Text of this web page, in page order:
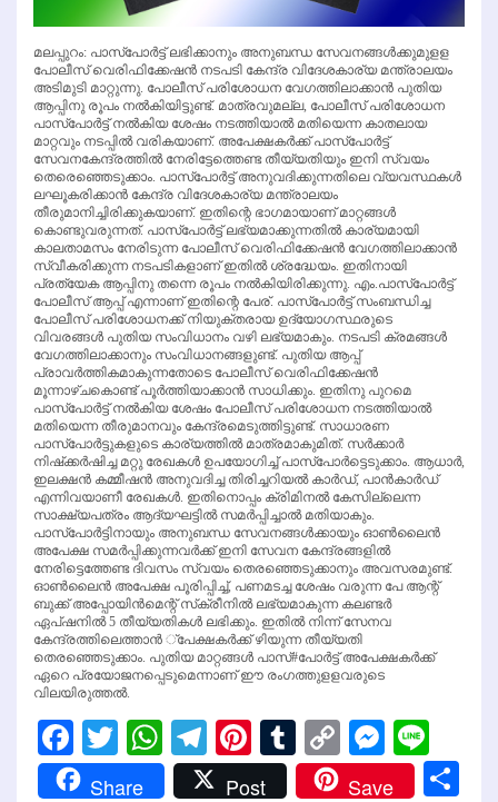
മലപ്പുറം: പാസ്‌പോര്‍ട്ട് ലഭിക്കാനും അനുബന്ധ സേവനങ്ങള്‍ക്കുമുളള
പോലീസ് വെരിഫിക്കേഷന്‍ നടപടി കേന്ദ്ര വിദേശകാര്യ മന്ത്രാലയം
അടിമുടി മാറ്റുന്നു. പോലീസ് പരിശോധന വേഗത്തിലാക്കാന്‍ പുതിയ
ആപ്പിനു രൂപം നല്‍കിയിട്ടുണ്ട്. മാത്രവുമല്ല, പോലീസ് പരിശോധന
പാസ്‌പോര്‍ട്ട് നല്‍കിയ ശേഷം നടത്തിയാല്‍ മതിയെന്ന കാതലായ
മാറ്റവും നടപ്പില്‍ വരികയാണ്. അപേക്ഷകര്‍ക്ക് പാസ്‌പോര്‍ട്ട്
സേവനകേന്ദ്രത്തില്‍ നേരിട്ടേത്തെണ്ട തീയ്യതിയും ഇനി സ്വയം
തെരെഞ്ഞെടുക്കാം. പാസ്‌പോര്‍ട്ട് അനുവദിക്കുന്നതിലെ വ്യവസ്ഥകള്‍
ലഘൂകരിക്കാന്‍ കേന്ദ്ര വിദേശകാര്യ മന്ത്രാലയം
തീരുമാനിച്ചിരിക്കുകയാണ്. ഇതിന്റെ ഭാഗമായാണ് മാറ്റങ്ങള്‍
കൊണ്ടുവരുന്നത്. പാസ്‌പോര്‍ട്ട് ലഭ്യമാക്കുന്നതില്‍ കാര്യമായി
കാലതാമസം നേരിടുന്ന പോലീസ് വെരിഫിക്കേഷന്‍ വേഗത്തിലാക്കാന്‍
സ്വീകരിക്കുന്ന നടപടികളാണ് ഇതില്‍ ശ്രദ്ധേയം. ഇതിനായി
പ്രത്യേക ആപ്പിനു തന്നെ രൂപം നല്‍കിയിരിക്കുന്നു. എം.പാസ്‌പോര്‍ട്ട്
പോലീസ് ആപ്പ് എന്നാണ് ഇതിന്റെ പേര്. പാസ്‌പോര്‍ട്ട് സംബന്ധിച്ച
പോലീസ് പരിശോധനക്ക് നിയുക്തരായ ഉദ്യോഗസ്ഥരുടെ
വിവരങ്ങള്‍ പുതിയ സംവിധാനം വഴി ലഭ്യമാകും. നടപടി ക്രമങ്ങള്‍
വേഗത്തിലാക്കാനും സംവിധാനങ്ങളുണ്ട്. പുതിയ ആപ്പ്
പ്രാവര്‍ത്തികമാകുന്നതോടെ പോലീസ് വെരിഫിക്കേഷന്‍
മൂന്നാഴ്ചകൊണ്ട് പൂര്‍ത്തിയാക്കാന്‍ സാധിക്കും. ഇതിനു പുറമെ
പാസ്‌പോര്‍ട്ട് നല്‍കിയ ശേഷം പോലീസ് പരിശോധന നടത്തിയാല്‍
മതിയെന്ന തീരുമാനവും കേന്ദ്രമെടുത്തിട്ടുണ്ട്. സാധാരണ
പാസ്‌പോര്‍ട്ടുകളുടെ കാര്യത്തില്‍ മാത്രമാകുമിത്. സര്‍ക്കാര്‍
നിഷ്‌ക്കര്‍ഷിച്ച മറ്റു രേഖകള്‍ ഉപയോഗിച്ച് പാസ്‌പോര്‍ട്ടെടുക്കാം. ആധാര്‍,
ഇലക്ഷന്‍ കമ്മീഷന്‍ അനുവദിച്ച തിരിച്ചറിയല്‍ കാര്‍ഡ്, പാന്‍കാര്‍ഡ്
എന്നിവയാണീ രേഖകള്‍. ഇതിനൊപ്പം ക്രിമിനല്‍ കേസില്ലെന്ന
സാക്ഷ്യപത്രം ആദ്യഘട്ടില്‍ സമര്‍പ്പിച്ചാല്‍ മതിയാകും.
പാസ്‌പോര്‍ട്ടിനായും അനുബന്ധ സേവനങ്ങള്‍ക്കായും ഓണ്‍ലൈന്‍
അപേക്ഷ സമര്‍പ്പിക്കുന്നവര്‍ക്ക് ഇനി സേവന കേന്ദ്രങ്ങളില്‍
നേരിട്ടെത്തേണ്ട ദിവസം സ്വയം തെരഞ്ഞെടുക്കാനും അവസരമുണ്ട്.
ഓണ്‍ലൈന്‍ അപേക്ഷ പൂരിപ്പിച്ച്, പണമടച്ച ശേഷം വരുന്ന പേ ആന്റ്
ബുക്ക് അപ്പോയിന്‍മെന്റ് സ്‌ക്രീനില്‍ ലഭ്യമാകുന്ന കലണ്ടര്‍
ഏപ്ഷനില്‍ 5 തീയ്യതികള്‍ ലഭിക്കും. ഇതില്‍ നിന്ന് സേനവ
കേന്ദ്രത്തിലെത്താന്‍ ്‌പേക്ഷകര്‍ക്ക് ഴിയുന്ന തീയ്യതി
തെരഞ്ഞെടുക്കാം. പുതിയ മാറ്റങ്ങള്‍ പാസ്#പോര്‍ട്ട് അപേക്ഷകര്‍ക്ക്
ഏറെ പ്രയോജനപ്പെടുമെന്നാണ് ഈ രംഗത്തുളളവരുടെ
വിലയിരുത്തല്‍.
Facebook
Twitter
WhatsApp
Telegram
Pinterest
Tumblr
Copy
Link
Share Post Save